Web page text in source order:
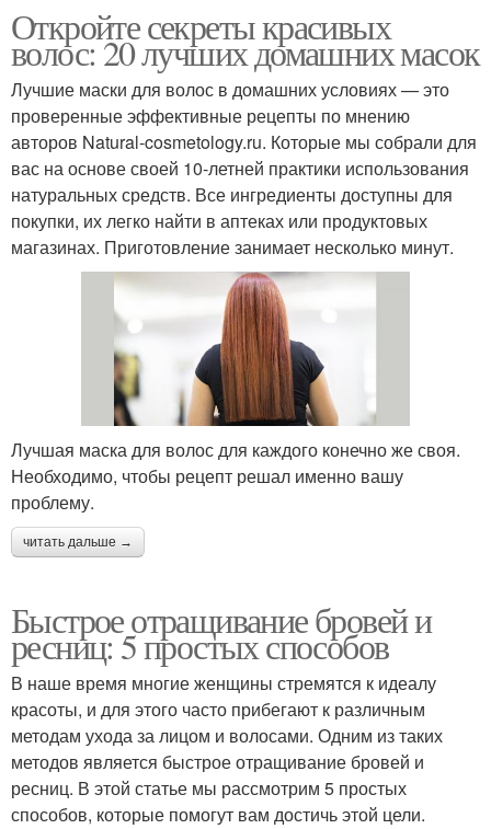
Откройте секреты красивых
волос: 20 лучших домашних масок
Лучшие маски для волос в домашних условиях — это
проверенные эффективные рецепты по мнению
авторов Natural-cosmetology.ru. Которые мы собрали для
вас на основе своей 10-летней практики использования
натуральных средств. Все ингредиенты доступны для
покупки, их легко найти в аптеках или продуктовых
магазинах. Приготовление занимает несколько минут.
Лучшая маска для волос для каждого конечно же своя.
Необходимо, чтобы рецепт решал именно вашу
проблему.
читать дальше →
Быстрое отращивание бровей и
ресниц: 5 простых способов
В наше время многие женщины стремятся к идеалу
красоты, и для этого часто прибегают к различным
методам ухода за лицом и волосами. Одним из таких
методов является быстрое отращивание бровей и
ресниц. В этой статье мы рассмотрим 5 простых
способов, которые помогут вам достичь этой цели.